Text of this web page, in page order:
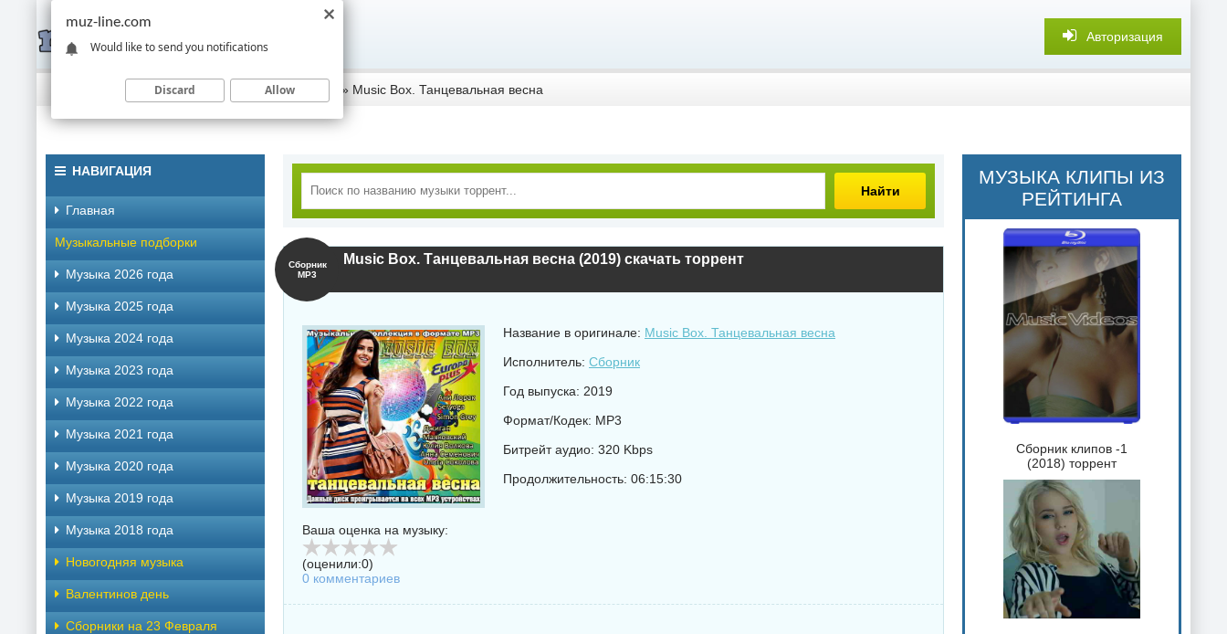
Авторизация
Скачать музыку торрентом Музыка 2019 года » Music Box. Танцевальная весна
Найти
Music Box. Танцевальная весна (2019) скачать торрент
Сборник
MP3
Ваша оценка на музыку:
(оценили:0)
0 комментариев
Название в оригинале: Music Box. Танцевальная весна
Исполнитель: Сборник
Год выпуска: 2019
Формат/Кодек: MP3
Битрейт аудио: 320 Kbps
Продолжительность: 06:15:30
НАВИГАЦИЯ
Главная
Музыкальные подборки
Музыка 2026 года
Музыка 2025 года
Музыка 2024 года
Музыка 2023 года
Музыка 2022 года
Музыка 2021 года
Музыка 2020 года
Музыка 2019 года
Музыка 2018 года
Новогодняя музыка
Валентинов день
Сборники на 23 Февраля
МУЗЫКА КЛИПЫ ИЗ
РЕЙТИНГА
Сборник клипов -1
(2018) торрент
muz-line.com
Would like to send you notifications
Discard Allow